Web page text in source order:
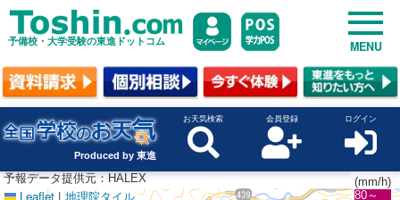
予備校・大学受験の東進ドットコム MENU
Produced by 東進
お天気検索 会員登録 ログイン
Leaflet | 地理院タイル
(mm/h)
80～
予報データ提供元：HALEX